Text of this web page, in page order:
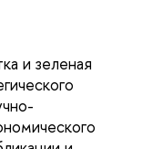
и зеленая